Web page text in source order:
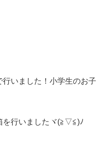
いました！小学生のお子
を行いましたヾ(≧▽≦)ﾉ